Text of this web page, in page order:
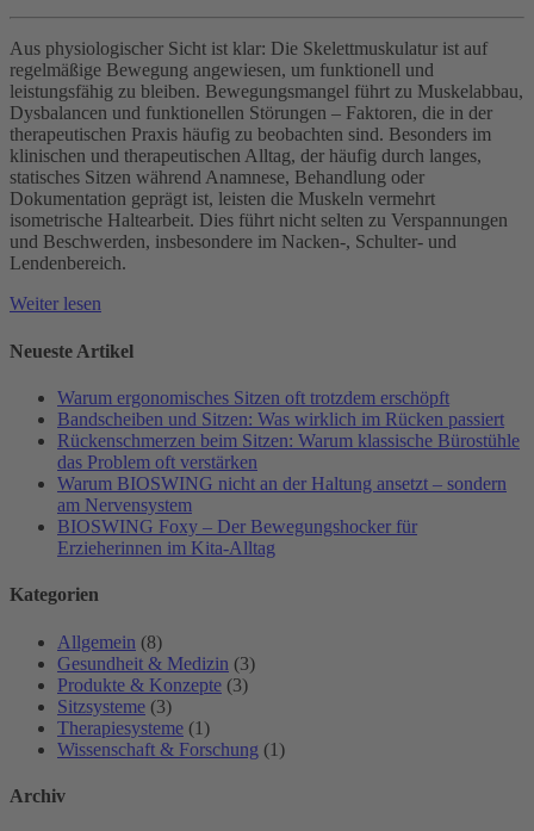
Aus physiologischer Sicht ist klar: Die Skelettmuskulatur ist auf
regelmäßige Bewegung angewiesen, um funktionell und
leistungsfähig zu bleiben. Bewegungsmangel führt zu Muskelabbau,
Dysbalancen und funktionellen Störungen – Faktoren, die in der
therapeutischen Praxis häufig zu beobachten sind. Besonders im
klinischen und therapeutischen Alltag, der häufig durch langes,
statisches Sitzen während Anamnese, Behandlung oder
Dokumentation geprägt ist, leisten die Muskeln vermehrt
isometrische Haltearbeit. Dies führt nicht selten zu Verspannungen
und Beschwerden, insbesondere im Nacken-, Schulter- und
Lendenbereich.
Weiter lesen
Neueste Artikel
Warum ergonomisches Sitzen oft trotzdem erschöpft
Bandscheiben und Sitzen: Was wirklich im Rücken passiert
Rückenschmerzen beim Sitzen: Warum klassische Bürostühle
das Problem oft verstärken
Warum BIOSWING nicht an der Haltung ansetzt – sondern
am Nervensystem
BIOSWING Foxy – Der Bewegungshocker für
Erzieherinnen im Kita-Alltag
Kategorien
Allgemein (8)
Gesundheit & Medizin (3)
Produkte & Konzepte (3)
Sitzsysteme (3)
Therapiesysteme (1)
Wissenschaft & Forschung (1)
Archiv